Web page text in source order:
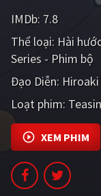
CẬP NHẬT
PHIM BỘ
PHIM LẺ
PHIM CHIẾU RẠP
TUYỂN TẬP PHIM
IMDb: 7.8
Thể loại: Hài
Series - Phim bộ
Đạo Diễn:
Loạt phim:
XEM PHIM